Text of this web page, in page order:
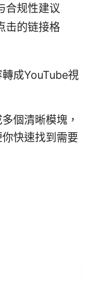
合规性建议
击的链接格
成YouTube視
個清晰模塊，
快速找到需要